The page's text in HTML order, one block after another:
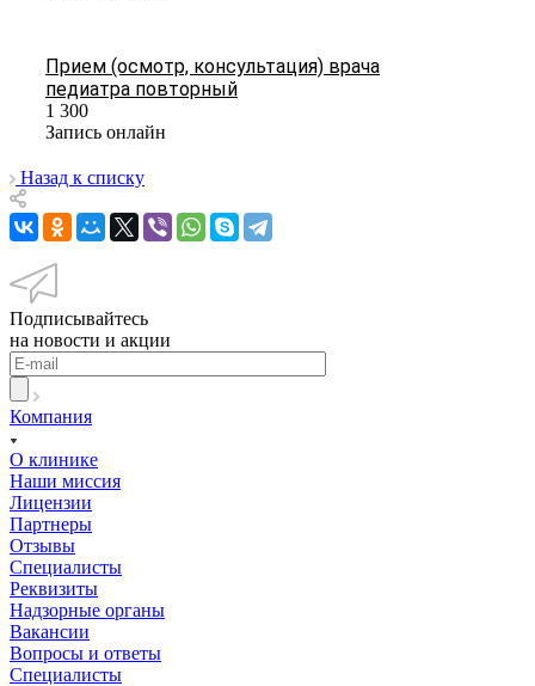
Прием (осмотр, консультация) врача
педиатра повторный
1 300
Запись онлайн
Назад к списку
Подписывайтесь
на новости и акции
Компания
О клинике
Наши миссия
Лицензии
Партнеры
Отзывы
Специалисты
Реквизиты
Надзорные органы
Вакансии
Вопросы и ответы
Специалисты